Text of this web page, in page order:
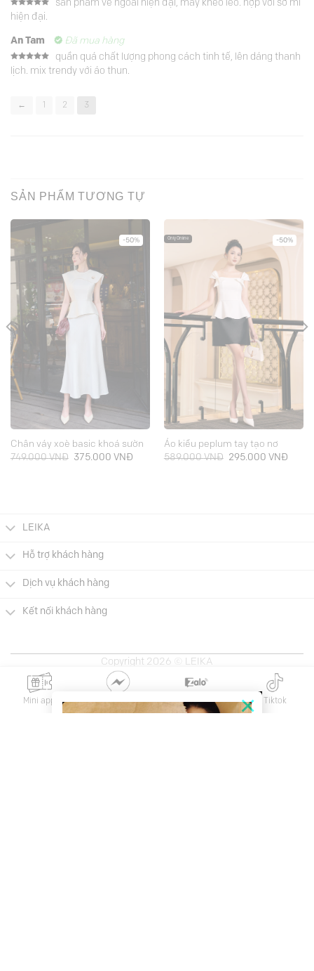
×
Được xếp
hạng 55
sản phẩm vẻ ngoài hiện đại, may khéo léo. hợp với sơ mi
hiện đại.
An Tam Đã mua hàng
Được xếp
hạng 5 5
quần quá chất lượng phong cách tinh tế, lên dáng thanh
lịch. mix trendy với áo thun.
← 2 3
SẢN PHẨM TƯƠNG TỰ
-50%
Chân váy xoè basic khoá sườn
749.000VNĐ
Giá
375.000 VNĐGiá
-50%
Only Online
Áo kiểu peplum tay tạo nơ
589.000VNĐ
Giá
295.000 VNĐGiá
LEIKA
Hỗ trợ khách hàng
Dịch vụ khách hàng
Kết nối khách hàng
Copyright 2026 © LEIKA
Mini app Messenger Zalo Tiktok